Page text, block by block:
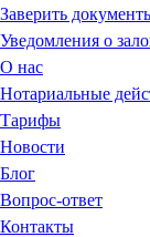
Заверить
Уведомления о
О нас
Нотариальные
Тарифы
Новости
Блог
Вопрос-ответ
Контакты